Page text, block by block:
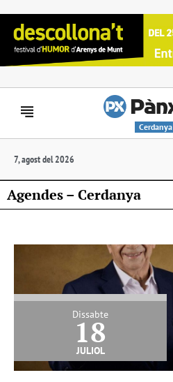
Cerdanya
7, agost del 2026
Agendes – Cerdanya
Dissabte
18
juliol